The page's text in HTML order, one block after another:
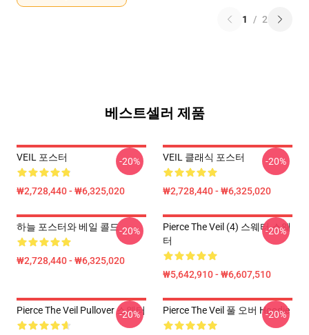
1 / 2
베스트셀러 제품
VEIL 포스터
₩2,728,440 - ₩6,325,020
-20% VEIL 클래식 포스터
₩2,728,440 - ₩6,325,020
-20%
하늘 포스터와 베일 콜드
₩2,728,440 - ₩6,325,020
-20%
Pierce The Veil (4) 스웨터 스웨
터
₩5,642,910 - ₩6,607,510
-20%
Pierce The Veil Pullover 스웨터
-20% Pierce The Veil 풀 오버 Hoodie
-20%